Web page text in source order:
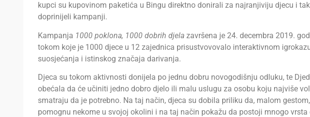
kupci su kupovinom paketića u Bingu direktno donirali za najranjiviju djecu i
doprinijeli kampanji.
Kampanja 1000 poklona, 1000 dobrih djelazavršena je 24. decembra 2019.
tokom koje je 1000 djece u 12 zajednica prisustvovovalo interaktivnom
suosjećanja i istinskog značaja darivanja.
Djeca su tokom aktivnosti donijela po jednu dobru novogodišnju odluku, te
obećala da će učiniti jedno dobro djelo ili malu uslugu za osobu koju najviše
smatraju da je potrebno. Na taj način, djeca su dobila priliku da, malom gestom,
pomognu nekome u svojoj okolini i na taj način pokažu da postoji mnogo vrsta